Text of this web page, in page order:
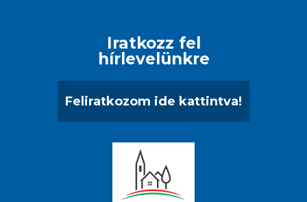
Iratkozz fel
hírlevelünkre
Feliratkozom ide kattintva!